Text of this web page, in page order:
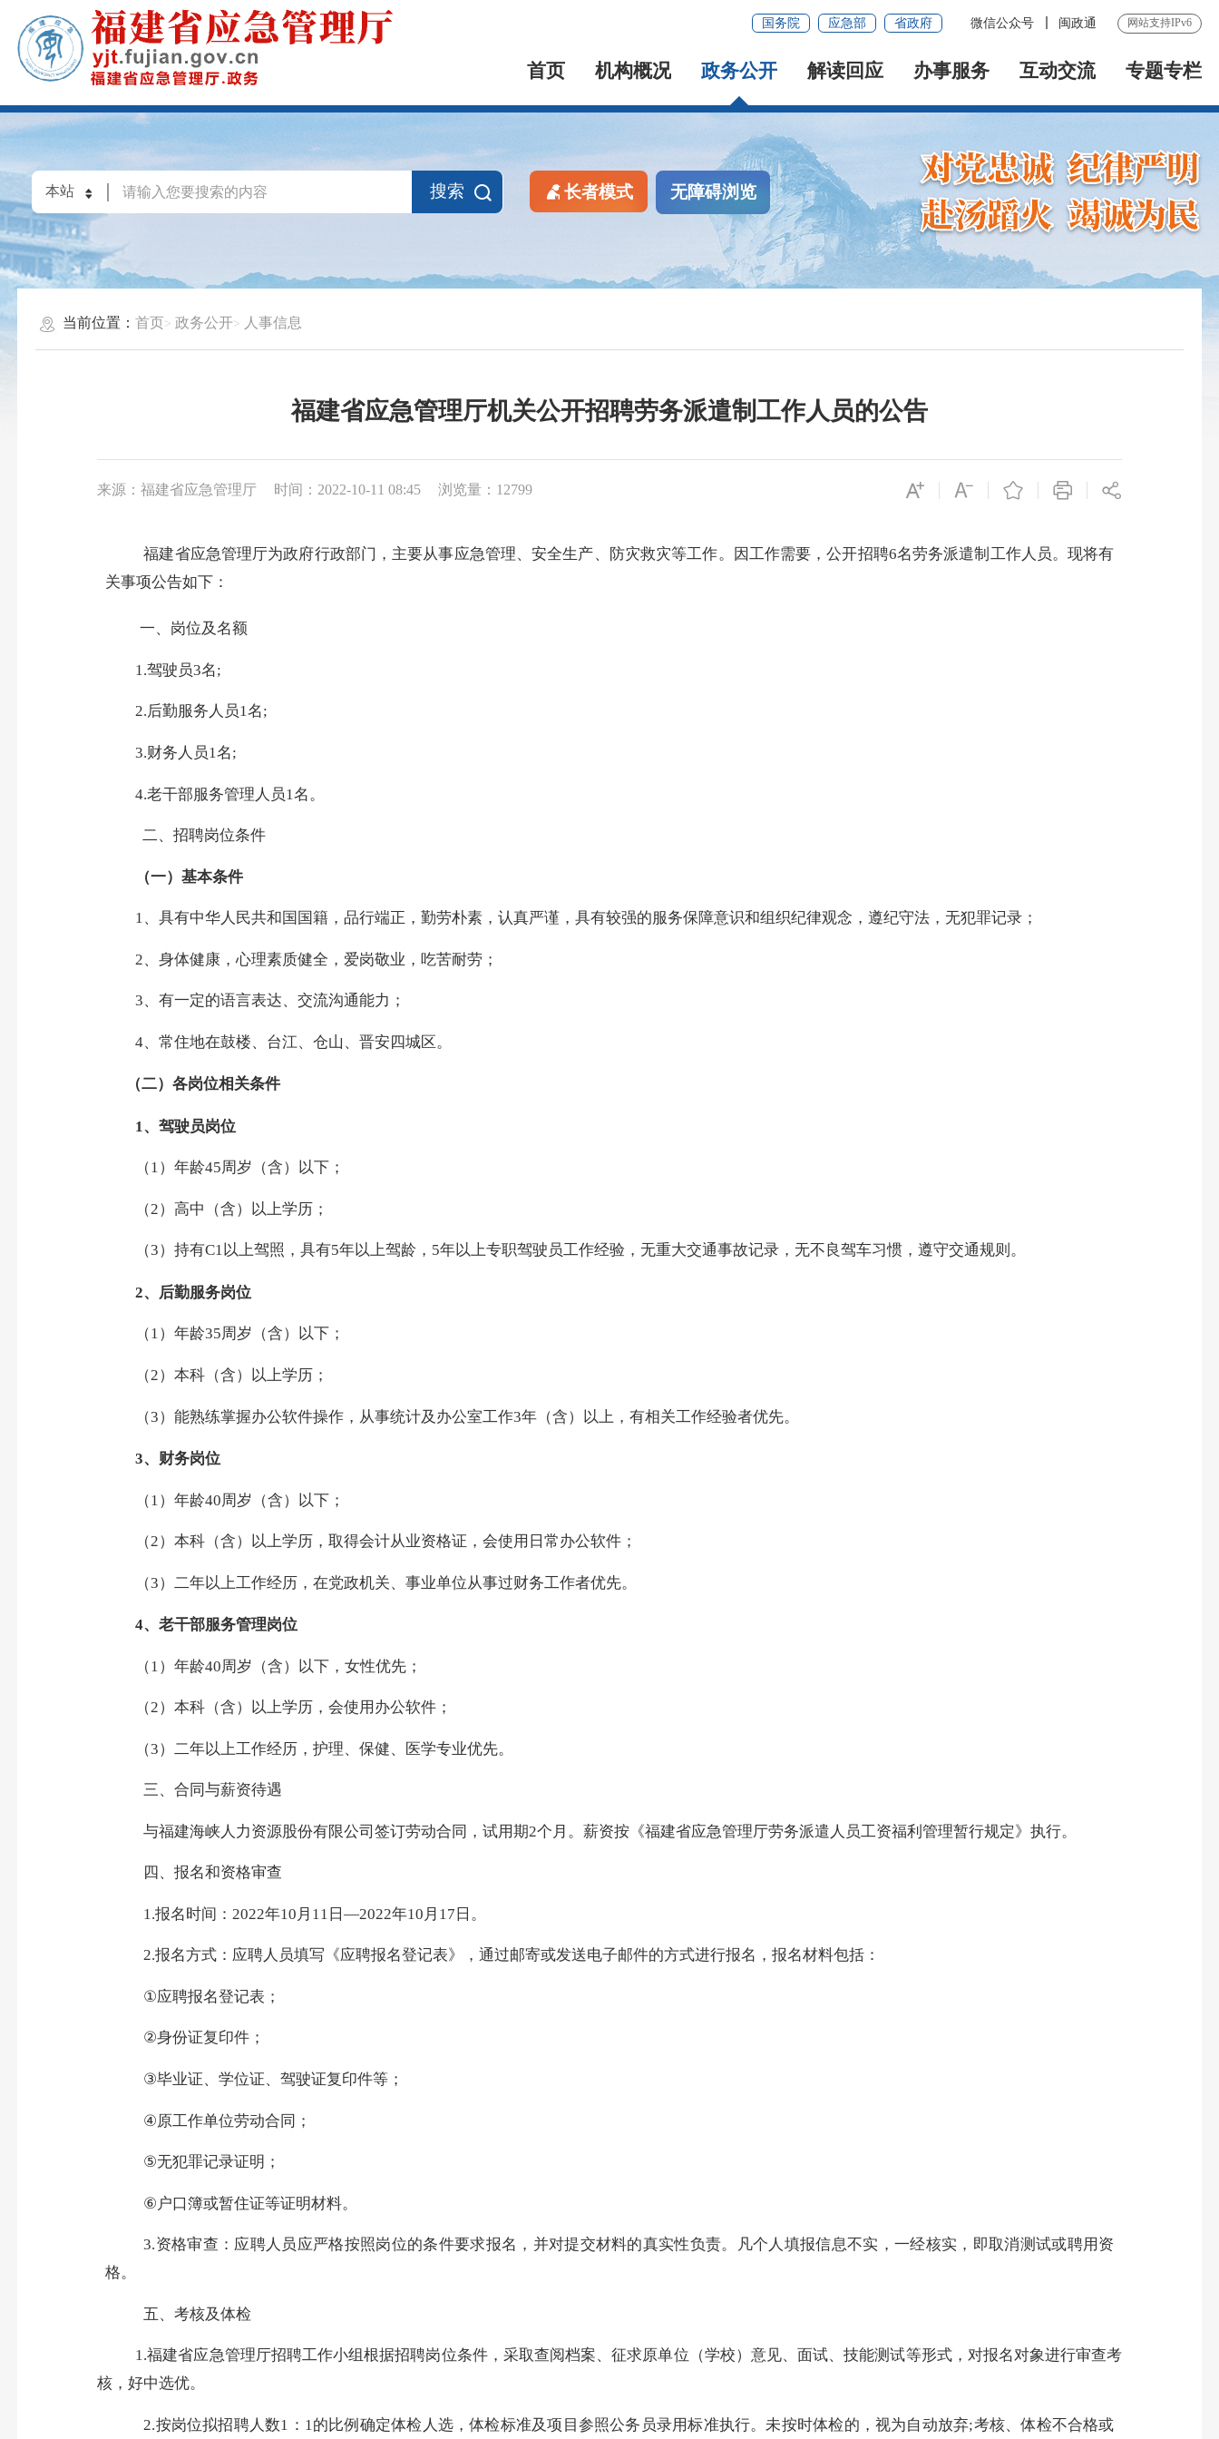
国务院 应急部 省政府 微信公众号 闽政通 网站支持IPv6
首页 机构概况 政务公开 解读回应 办事服务 互动交流 专题专栏
搜索 长者模式 无障碍浏览
当前位置：首页 政务公开 人事信息
福建省应急管理厅机关公开招聘劳务派遣制工作人员的公告
来源：福建省应急管理厅 时间：2022-10-11 08:45 浏览量：12799
福建省应急管理厅为政府行政部门，主要从事应急管理、安全生产、防灾救灾等工作。因工作需要，公开招聘6名劳务派遣制工作人员。现将有
关事项公告如下：
一、岗位及名额
1.驾驶员3名;
2.后勤服务人员1名;
3.财务人员1名;
4.老干部服务管理人员1名。
二、招聘岗位条件
（一）基本条件
1、具有中华人民共和国国籍，品行端正，勤劳朴素，认真严谨，具有较强的服务保障意识和组织纪律观念，遵纪守法，无犯罪记录；
2、身体健康，心理素质健全，爱岗敬业，吃苦耐劳；
3、有一定的语言表达、交流沟通能力；
4、常住地在鼓楼、台江、仓山、晋安四城区。
（二）各岗位相关条件
1 、驾驶员岗位
（1）年龄45周岁（含）以下；
（2）高中（含）以上学历；
（3）持有C1以上驾照，具有5年以上驾龄， 5年以上专职驾驶员工作经验，无重大交通事故记录，无不良驾车习惯，遵守交通规则。
2、后勤服务岗位
（1）年龄35周岁（含）以下；
（2）本科（含）以上学历；
（3）能熟练掌握办公软件操作，从事统计及办公室工作3年（含）以上，有相关工作经验者优先。
3、财务岗位
（1 ）年龄40周岁（含）以下；
（2）本科（含）以上学历，取得会计从业资格证，会使用日常办公软件；
（3）二年以上工作经历，在党政机关、事业单位从事过财务工作者优先。
4、老干部服务管理岗位
（1 ）年龄40周岁（含）以下，女性优先；
（2）本科（含）以上学历，会使用办公软件；
（3）二年以上工作经历，护理、保健、医学专业优先。
三、合同与薪资待遇
与福建海峡人力资源股份有限公司签订劳动合同，试用期2个月。薪资按《福建省应急管理厅劳务派遣人员工资福利管理暂行规定》执行。
四、报名和资格审查
1.报名时间：2022年10 月 11 日—2022年10 月 17 日 。
2.报名方式：应聘人员填写《应聘报名登记表》，通过邮寄或发送电子邮件的方式进行报名，报名材料包括：
①应聘报名登记表；
②身份证复印件；
③毕业证、学位证、驾驶证复印件等；
④原工作单位劳动合同；
⑤无犯罪记录证明；
⑥ 户口簿或暂住证等证明材料。
3.资格审查：应聘人员应严格按照岗位的条件要求报名，并对提交材料的真实性负责。凡个人填报信息不实，一经核实，即取消测试或聘用资
格。
五、考核及体检
1.福建省应急管理厅招聘工作小组根据招聘岗位条件，采取查阅档案、征求原单位（学校）意见、面试、技能测试等形式，对报名对象进行审查考
核，好中选优。
2.按岗位拟招聘人数1 ： 1 的比例确定体检人选，体检标准及项目参照公务员录用标准执行。未按时体检的，视为自动放弃;考核、体检不合格或